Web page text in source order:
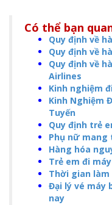
Có thể bạn
Quy định về
Quy định về
Quy định về
Airlines
Kinh nghiệm
Kinh Nghiệm
Tuyến
Quy định trẻ
Phụ nữ mang
Hàng hóa
Trẻ em đi
Thời gian
Đại lý vé máy
nay